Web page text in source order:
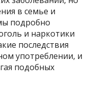
в семье и
подробно
и наркотики
последствия
употреблении, и
подобных